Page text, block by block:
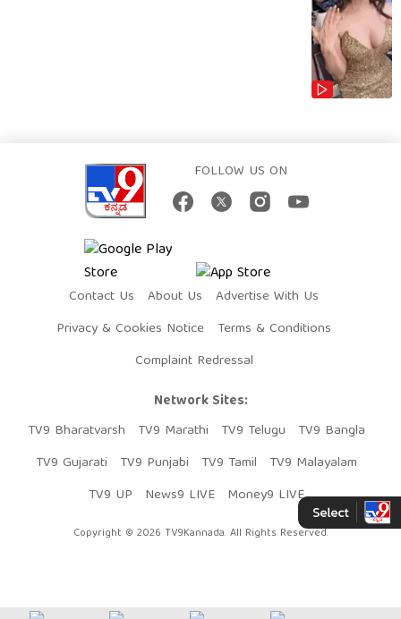
FOLLOW US ON
Contact Us About Us
Advertise With Us
Privacy & Cookies Notice
Terms & Conditions
Complaint Redressal
Network Sites:
TV9 Bharatvarsh
TV9 Marathi TV9 Telugu
TV9 Bangla
TV9 Gujarati
TV9 Punjabi TV9 Tamil
TV9 Malayalam
TV9 UP
News9 LIVE Money9 LIVE
Copyright © 2026 TV9Kannada. All Rights Reserved.